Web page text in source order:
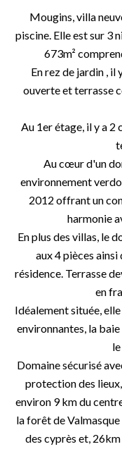
Mougins, villa
piscine. Elle est sur 3
673m²
En rez de jardin , il
ouverte et terrasse
Au 1er étage, il y a 2
Au cœur d'un
environnement
2012 offrant un
harmonie
En plus des villas, le
aux 4 pièces ainsi
résidence. Terrasse
en
Idéalement située,
environnantes, la
Domaine sécurisé
protection des lieux,
environ 9 km du
la forêt de
des cyprès et,